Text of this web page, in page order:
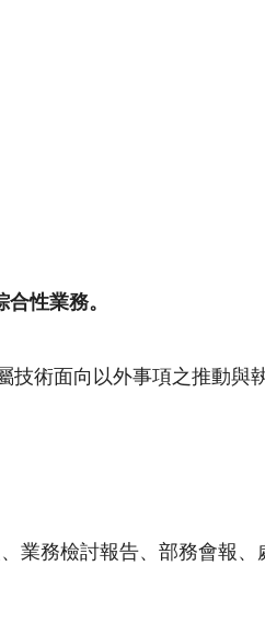
性業務。
術面向以外事項之推動與執
業務檢討報告、部務會報、